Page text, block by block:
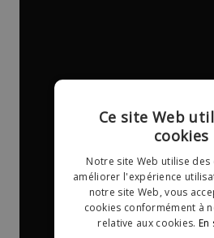
Ce site Web
cookies
Notre site Web utilise
améliorer l'expérience
notre site Web, vous
cookies conformément à
relative aux cookies.